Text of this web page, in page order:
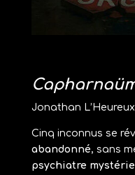
Jonathan L’Heureux
Cinq inconnus se
abandonné, sans
psychiatre